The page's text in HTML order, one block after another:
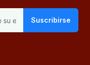
Suscribirse